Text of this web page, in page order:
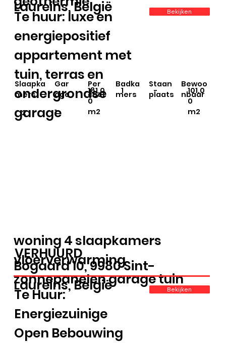
Laureins, België
Te huur: luxe en
energiepositief
appartement met
tuin, terras en
ondergrondse
garage
Gar
age
Bewoo
nbaar
Staan
plaats
Badka
mers
Slaapka
mers
Per
ceel
101,0
0
m2
-
1
181,0
0
m2
1
2
Bekijken
woning 4 slaapkamers
vloerverwarming
zonnepanelen garage tuin
Bogaard 10, 9980 Sint-
Laureins, België
VERHUURD
Te Huur:
Energiezuinige
Open Bebouwing
Bekijken